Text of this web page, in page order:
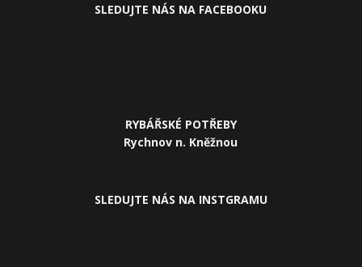
SLEDUJTE NÁS NA FACEBOOKU
RYBÁŘSKÉ POTŘEBY
Rychnov n. Kněžnou
SLEDUJTE NÁS NA INSTGRAMU